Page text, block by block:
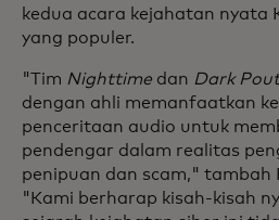
kedua acara kejahatan nyata
yang populer.
"Tim Nighttime dan Dark
dengan ahli memanfaatkan
penceritaan audio untuk
pendengar dalam realitas
penipuan dan scam," tambah
"Kami berharap kisah-kisah